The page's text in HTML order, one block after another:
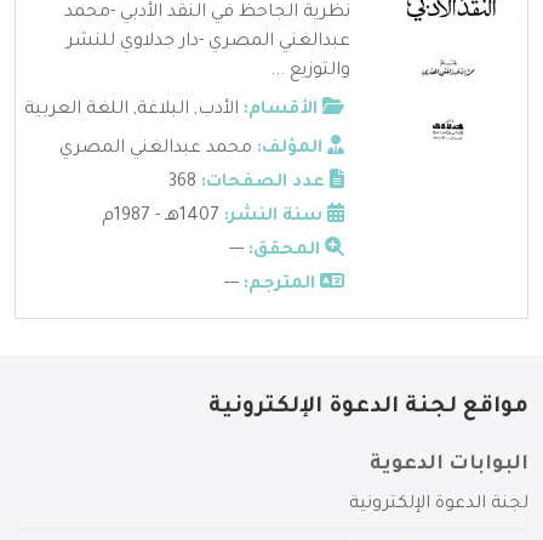
نظرية الجاحظ في النقد الأدبي -محمد
عبدالغني المصري -دار جدلاوي للنشر
والتوزيع ...
الأقسام: الأدب, البلاغة, اللغة العربية
المؤلف: محمد عبدالغني المصري
عدد الصفحات:
سنة النشر:
المحقق: ---
المترجم: ---
مواقع لجنة الدعوة الإلكترونية
البوابات الدعوية
لجنة الدعوة الإلكترونية